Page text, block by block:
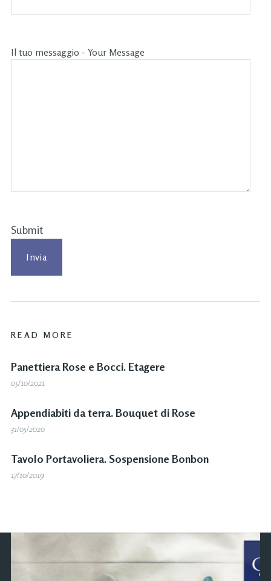
Il tuo messaggio - Your Message
Submit
READ MORE
Panettiera Rose e Bocci. Etagere
05/10/2021
Appendiabiti da terra. Bouquet di Rose
31/05/2020
Tavolo Portavoliera. Sospensione Bonbon
17/10/2019